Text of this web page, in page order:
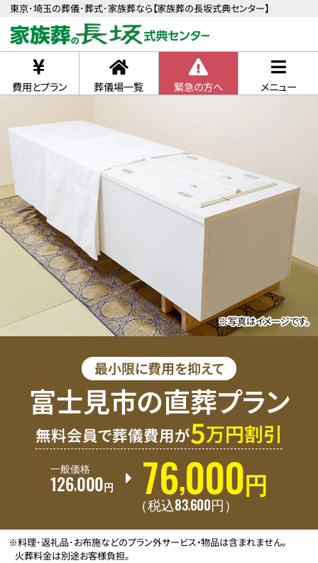
東京･埼玉の葬儀･葬式･家族葬なら【家族葬の長坂式典センター】
費用とプラン 葬儀場一覧 緊急の方へ メニュー
※写真はイメージです。
最小限に費用を抑えて
富士見市の直葬プラン
無料会員で葬儀費用が5万円割引
一般価格
126,000 円 76,000 円
（税込83,600円 ）
※料理･返礼品･お布施などのプラン外サービス・物品は含まれません。
火葬料金は別途お客様負担。